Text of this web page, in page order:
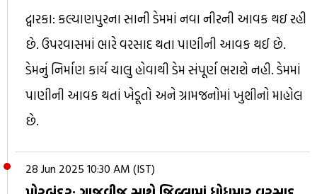
દ્વારકા: કલ્યાણપુરના સાની ડેમમાં નવા નીરની આવક થઇ રહી
છે. ઉપરવાસમાં ભારે વરસાદ થતા પાણીની આવક થઈ છે.
ડેમનું નિર્માણ કાર્ય ચાલુ હોવાથી ડેમ સંપૂર્ણ ભરાશે નહી. ડેમમાં
પાણીની આવક થતાં ખેડૂતો અને ગ્રામજનોમાં ખુશીનો માહોલ
છે.
28 Jun 2025 10:30 AM (IST)